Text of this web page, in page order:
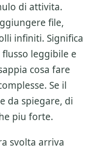
di attivita.
file,
infiniti. Significa
leggibile e
cosa fare
Se il
da spiegare, di
piu forte.
svolta arriva